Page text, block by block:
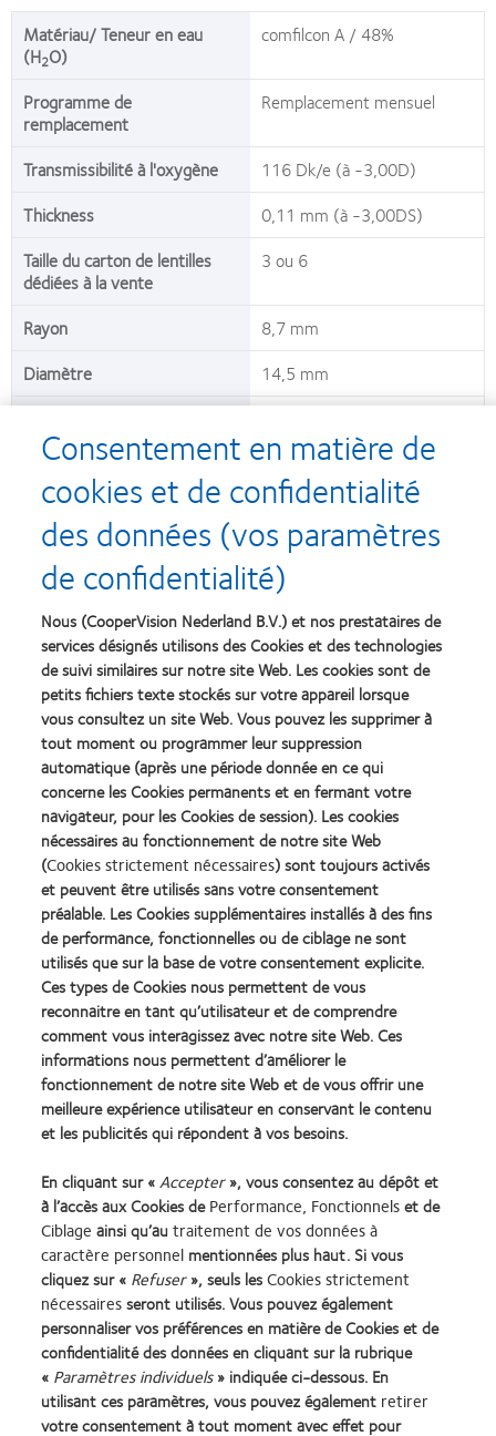
Matériau/ Teneur en eau
(H2O)
comfilcon A / 48%
Programme de
remplacement
Remplacement mensuel
Transmissibilité à l'oxygène
116 Dk/e (à -3,00D)
Thickness
0,11 mm (à -3,00DS)
Taille du carton de lentilles
dédiées à la vente
3 ou 6
Rayon
8,7 mm
Diamètre
14,5 mm
-6,00 à plano (pas de 0,25D)
+0,25 à +6,00DS (pas de
+6,50 à +10,00DS (pas de
Puissance cylindrique
-0,75 à -5,75DC (pas de
Axe
5˚ à 180˚ (par pas de 5˚)
Addition (ADD)
+1.00, +1.50, +2.00, +2.50 DS
Les images de l'emballage ne servent qu'à des fins d'illustration.
* Combinaison de l'étude de marché 2023 basée sur des données mondiales de volume et
des estimations internes. Ne comprend pas les produits de soins oculaires spécialisés de
CooperVision.
† Avec myopie ou hypermétropie et astigmatisme.
‡ Avec myopie, hypermétropie ou emmétropie et presbytie.
Références :
1. Données de CVI, 2024.
2. Données de CVI, 2019. Basé sur le nombre total de combinaisons d'options de
prescription (pour la sphère, le cylindre, l'axe et l'addition - y compris les combinaisons D &
N) fabriquables.
3. Données de CVI, 2020. Base de données sur la couverture des ordonnances de 42 à 70
ans ≥0,75DC.
4. Données de CVI. 2020. Évaluation observationnelle en pratique avec Biofinity
multifocal en France, dans les pays nordiques, au Benelux, en Ibérie, dans la région DACH, au
Royaume-Uni et aux États-Unis ; n=398 porteurs.
5. A.M. Moezzi, et al. Overnight Corneal Swelling, CLAO ; 32(6) : 277-280.
Pour la sécurité du dispositif, les avertissements, les précautions et les informations
réglementaires locales, veuillez vous référer à la notice d'utilisation.
SA13073 / APP138137
Learn
more
about
Récompense
Silmo
d’Or
du
meilleur
produit
Learn
more
about
Contact
Lens
Product
of
the
Year
Learn
about
2012
&
2010
Best
Companies
for
Learn
more
about
2011
Best
Factory
Awards
(2011)
Learn
more
about
ODMA
2011
(2011)
Learn
more
about
2012
REBRAND
100®
Global
Award
(2012)
Practitioner Home
Contact
Conditions d'utilisation
Politique de confidentialité
Accéder à l'espace
consommateurs
Consentement en matière de
cookies et de confidentialité
des données (vos paramètres
de confidentialité)
Nous (CooperVision Nederland B.V.) et nos prestataires de
services désignés utilisons des Cookies et des technologies
de suivi similaires sur notre site Web. Les cookies sont de
petits fichiers texte stockés sur votre appareil lorsque
vous consultez un site Web. Vous pouvez les supprimer à
tout moment ou programmer leur suppression
automatique (après une période donnée en ce qui
concerne les Cookies permanents et en fermant votre
navigateur, pour les Cookies de session). Les cookies
nécessaires au fonctionnement de notre site Web
(Cookies strictement nécessaires) sont toujours activés
et peuvent être utilisés sans votre consentement
préalable. Les Cookies supplémentaires installés à des fins
de performance, fonctionnelles ou de ciblage ne sont
utilisés que sur la base de votre consentement explicite.
Ces types de Cookies nous permettent de vous
reconnaitre en tant qu’utilisateur et de comprendre
comment vous interagissez avec notre site Web. Ces
informations nous permettent d’améliorer le
fonctionnement de notre site Web et de vous offrir une
meilleure expérience utilisateur en conservant le contenu
et les publicités qui répondent à vos besoins.
En cliquant sur «Accepter», vous consentez au dépôt et
à l’accès aux Cookies dePerformance, Fonctionnelset de
Ciblage ainsi qu’autraitement de vos données à
caractère personnelmentionnées plus haut. Si vous
cliquez sur « Refuser», seuls lesCookies strictement
nécessairesseront utilisés. Vous pouvez également
personnaliser vos préférences en matière de Cookies et de
confidentialité des données en cliquant sur la rubrique
« Paramètres individuels» indiquée ci-dessous. En
utilisant ces paramètres, vous pouvez également retirer
votre consentement à tout moment avec effet pour